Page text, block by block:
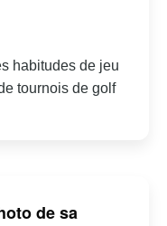
habitudes de jeu
tournois de golf
de sa